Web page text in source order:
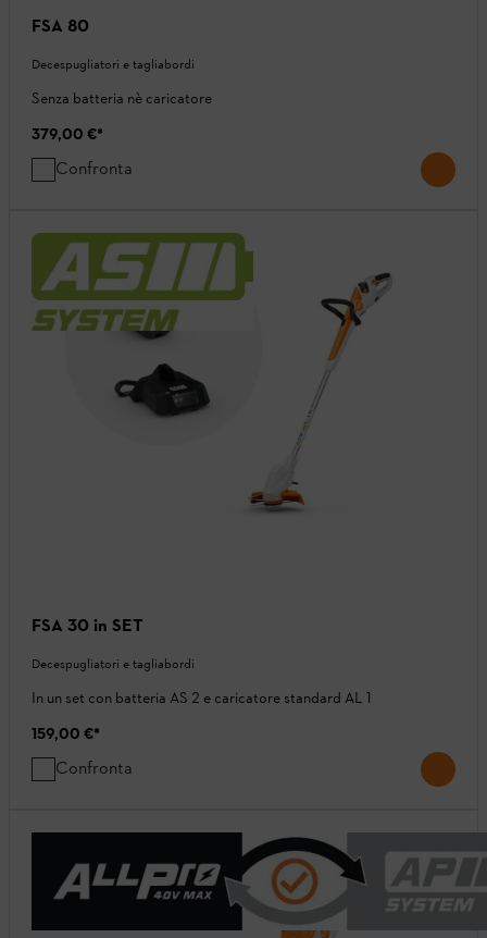
FSA 80
Decespugliatori e tagliabordi
Senza batteria nè caricatore
379,00 €*
Confronta
FSA 30 in SET
Decespugliatori e tagliabordi
In un set con batteria AS 2 e caricatore standard AL 1
159,00 €*
Confronta